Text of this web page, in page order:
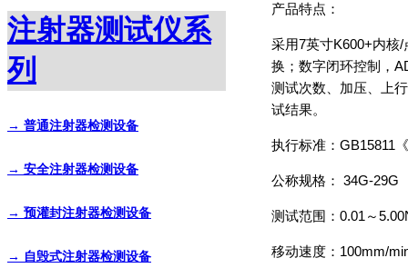
注射器测试仪系
列
→ 普通注射器检测设备
→ 安全注射器检测设备
→ 预灌封注射器检测设备
→ 自毁式注射器检测设备
产品特点：
采用7英寸K600+内核
换；数字闭环控制，
测试次数、加压、上
试结果。
执行标准：GB15811
公称规格： 34G-29G
测试范围：0.01～
移动速度：100mm/